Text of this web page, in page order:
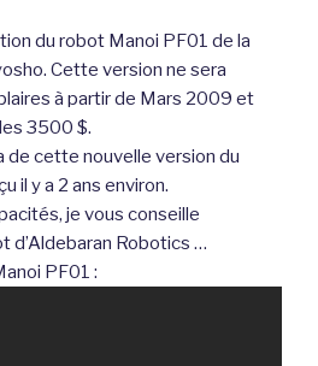
du robot Manoi PF01 de la
Cette version ne sera
à partir de Mars 2009 et
3500 $.
de cette nouvelle version du
il y a 2 ans environ.
je vous conseille
d’Aldebaran Robotics …
PF01 :